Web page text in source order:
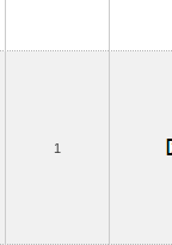
1